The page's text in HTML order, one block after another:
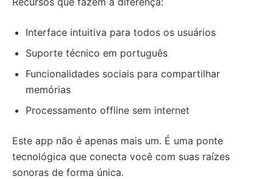
Interface intuitiva para todos os usuários
Suporte técnico em português
Funcionalidades sociais para compartilhar
memórias
Processamento offline sem internet
Este app não é apenas mais um. É uma ponte
tecnológica que conecta você com suas raízes
sonoras de forma única.